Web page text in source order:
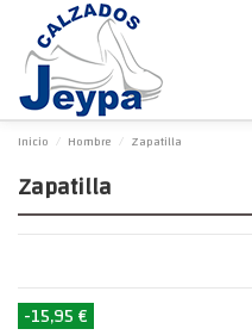
Inicio Hombre Zapatilla
Zapatilla
-15,95 €